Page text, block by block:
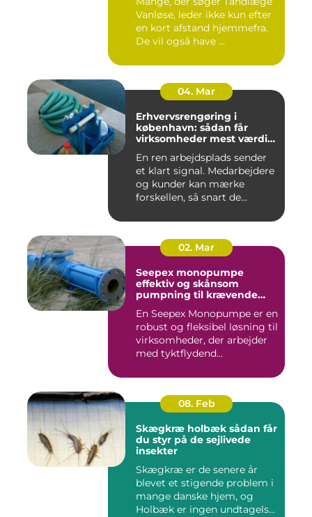
Vanløse, leder ikke kun efter
en kort afstand hjemmefra.
De vil også have ...
04. Mar
Erhvervsrengøring i
københavn: sådan får
virksomheder mest værdi
En ren arbejdsplads sender
et klart signal. Medarbejdere
og kunder kan mærke
forskellen, så snart de...
02. Mar
Seepex monopumpe
effektiv og skånsom
pumpning til krævende
En Seepex Monopumpe er en
robust og fleksibel løsning til
virksomheder, der arbejder
med tyktflydend...
08. Feb
Skægkræ holbæk sådan får
du styr på de sejlivede
insekter
Skægkræ er de senere år
blevet et stigende problem i
mange danske hjem, og
Holbæk er ingen undtagels...